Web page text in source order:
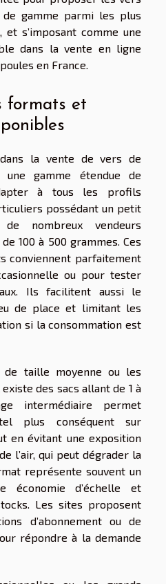
gamme parmi les plus
et s’imposant comme une
dans la vente en ligne
en France.
formats et
la vente de vers de
gamme étendue de
à tous les profils
possédant un petit
nombreux vendeurs
100 à 500 grammes. Ces
conviennent parfaitement
ou pour tester
Ils facilitent aussi le
de place et limitant les
si la consommation est
de taille moyenne ou les
des sacs allant de 1 à
intermédiaire permet
plus conséquent sur
en évitant une exposition
l’air, qui peut dégrader la
représente souvent un
économie d’échelle et
Les sites proposent
d’abonnement ou de
répondre à la demande